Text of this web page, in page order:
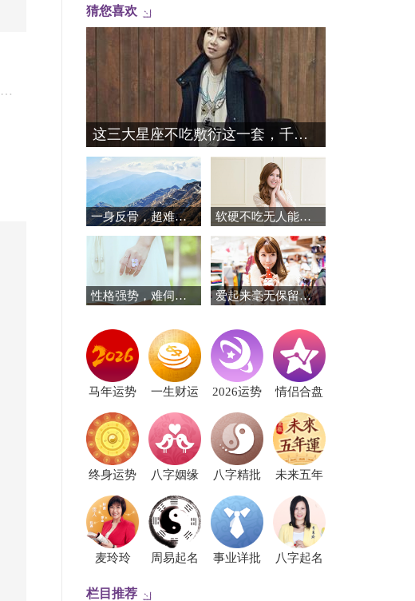
胜不骄败不馁，性格稳定让人觉得可靠的星座
猜您喜欢
这三大星座不吃敷衍这一套，千万别试探！
一身反骨，超难被说服的星座 软硬不吃无人能左右，谁也拿捏不了的三大星座
性格强势，难伺候的三个星座 爱起来毫无保留，让人又爱又愁的星座
马年运势 一生财运 2026运势 情侣合盘
终身运势 八字姻缘 八字精批 未来五年
麦玲玲 周易起名 事业详批 八字起名
栏目推荐